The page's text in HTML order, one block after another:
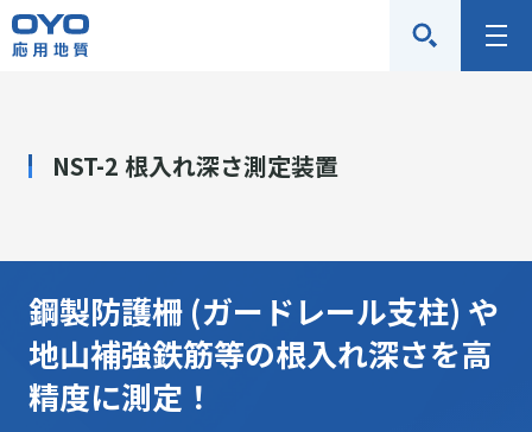
応
用
社
メ
NST-2 根入れ深さ測定装置
鋼製防護柵 (ガードレール支柱) や
地山補強鉄筋等の根入れ深さを高
精度に測定！